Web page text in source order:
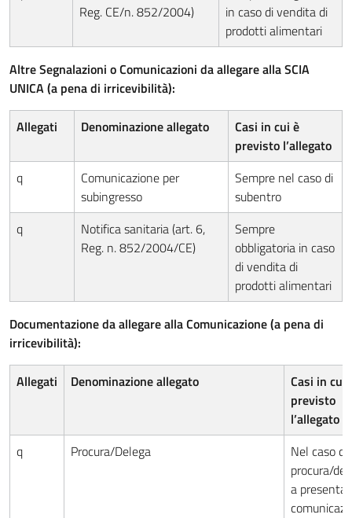
Reg. CE/n. 852/2004)
in caso di vendita di
prodotti alimentari
Altre Segnalazioni o Comunicazioni da allegare alla SCIA
UNICA (a pena di irricevibilità):
Allegati Denominazione allegato
Casi in cui è
previsto l’allegato
q
Comunicazione per
subingresso
Sempre nel caso di
subentro
q
Notifica sanitaria (art. 6,
Reg. n. 852/2004/CE)
Sempre
obbligatoria in caso
di vendita di
prodotti alimentari
Documentazione da allegare alla Comunicazione (a pena di
irricevibilità):
Allegati Denominazione allegato
Casi in cui
previsto
l’allegato
q
Procura/Delega
Nel caso di
procura/
a